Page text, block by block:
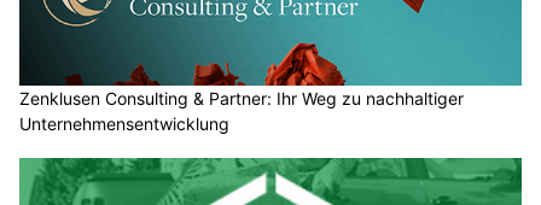
Zenklusen Consulting & Partner: Ihr Weg zu nachhaltiger
Unternehmensentwicklung